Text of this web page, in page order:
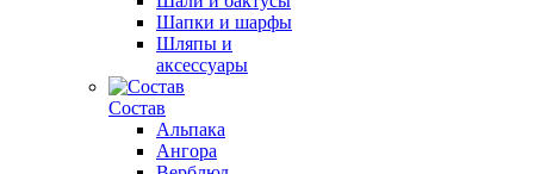
Шапки и шарфы
Шляпы и
аксессуары
Состав
Альпака
Ангора